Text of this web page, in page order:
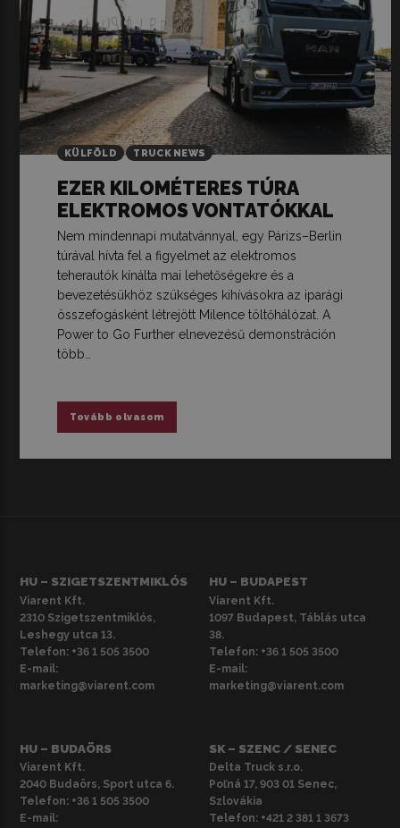
KÜLFÖLD TRUCK NEWS
EZER KILOMÉTERES TÚRA
ELEKTROMOS VONTATÓKKAL
Nem mindennapi mutatvánnyal, egy Párizs–Berlin
túrával hívta fel a figyelmet az elektromos
teherautók kínálta mai lehetőségekre és a
bevezetésükhöz szükséges kihívásokra az iparági
összefogásként létrejött Milence töltőhálózat. A
Power to Go Further elnevezésű demonstráción
több…
Tovább olvasom
HU – SZIGETSZENTMIKLÓS
Viarent Kft.
2310 Szigetszentmiklós,
Leshegy utca 13.
Telefon: +36 1 505 3500
E-mail:
marketing@viarent.com
HU – BUDAPEST
Viarent Kft.
1097 Budapest, Táblás utca
38.
Telefon: +36 1 505 3500
E-mail:
marketing@viarent.com
HU – BUDAÖRS
Viarent Kft.
2040 Budaörs, Sport utca 6.
Telefon: +36 1 505 3500
E-mail:
SK – SZENC / SENEC
Delta Truck s.r.o.
Poľná 17, 903 01 Senec,
Szlovákia
Telefon: +421 2 381 1 3673